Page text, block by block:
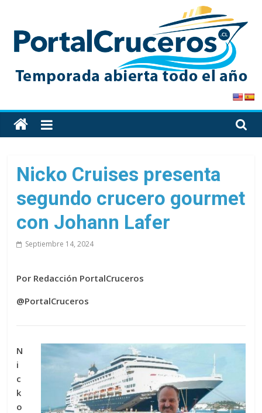
content
PortalCruceros
Toda
la
de
cruceros
en
un
solo
Nicko Cruises presenta
segundo crucero gourmet
con Johann Lafer
Septiembre 14, 2024
Por Redacción PortalCruceros
@PortalCruceros
N
i
c
k
o